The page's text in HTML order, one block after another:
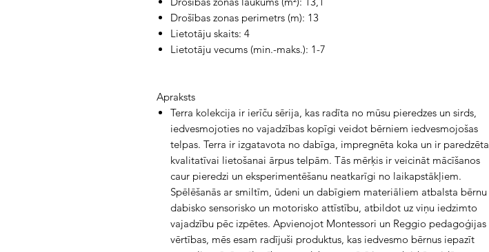
Drošības zonas perimetrs (m): 13
Lietotāju skaits: 4
Lietotāju vecums (min.-maks.): 1-7
Apraksts
Terra kolekcija ir ierīču sērija, kas radīta no mūsu pieredzes un sirds,
iedvesmojoties no vajadzības kopīgi veidot bērniem iedvesmojošas
telpas. Terra ir izgatavota no dabīga, impregnēta koka un ir paredzēta
kvalitatīvai lietošanai ārpus telpām. Tās mērķis ir veicināt mācīšanos
caur pieredzi un eksperimentēšanu neatkarīgi no laikapstākļiem.
Spēlēšanās ar smiltīm, ūdeni un dabīgiem materiāliem atbalsta bērnu
dabisko sensorisko un motorisko attīstību, atbildot uz viņu iedzimto
vajadzību pēc izpētes. Apvienojot Montessori un Reggio pedagoģijas
vērtības, mēs esam radījuši produktus, kas iedvesmo bērnus iepazīt